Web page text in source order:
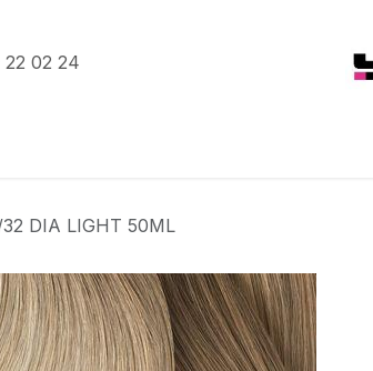
22 02 24
32 DIA LIGHT 50ML